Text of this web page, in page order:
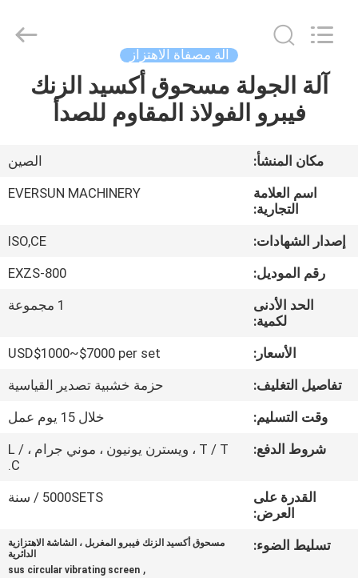
مسكن
عرض
الافتراضي
معلومات
جولة
في
المعمل
الجودة
اتصل
Reserved.
آلة مصفاة الاهتزاز
آلة الجولة مسحوق أكسيد الزنك
فيبرو الفولاذ المقاوم للصدأ
مكان المنشأ:
الصين
اسم العلامة
التجارية:
EVERSUN MACHINERY
إصدار الشهادات:
ISO,CE
رقم الموديل:
EXZS-800
الحد الأدنى
لكمية:
1 مجموعة
الأسعار:
USD$1000~$7000 per set
تفاصيل التغليف:
حزمة خشبية تصدير القياسية
وقت التسليم:
خلال 15 يوم عمل
شروط الدفع:
T / T ، ويسترن يونيون ، موني جرام ، L /
C.
القدرة على
العرض:
5000SETS / سنة
تسليط الضوء:
مسحوق أكسيد الزنك فيبرو المغربل ، الشاشة الاهتزازية
الدائرية
,
sus circular vibrating screen